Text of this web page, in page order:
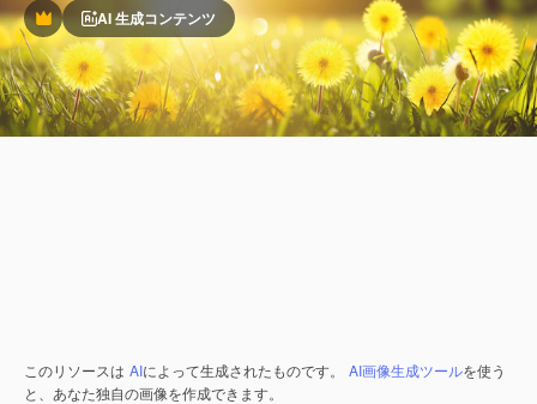
PremiumAI 生成コンテンツ
このリソースは AIによって生成されたものです。 AI画像生成ツールを使う
と、あなた独自の画像を作成できます。